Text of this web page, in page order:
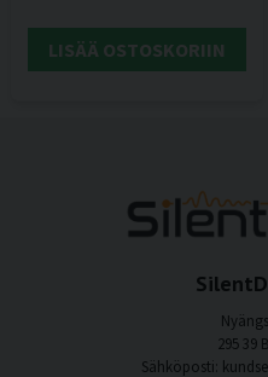
LISÄÄ OSTOSKORIIN
295 39
Sähköposti: